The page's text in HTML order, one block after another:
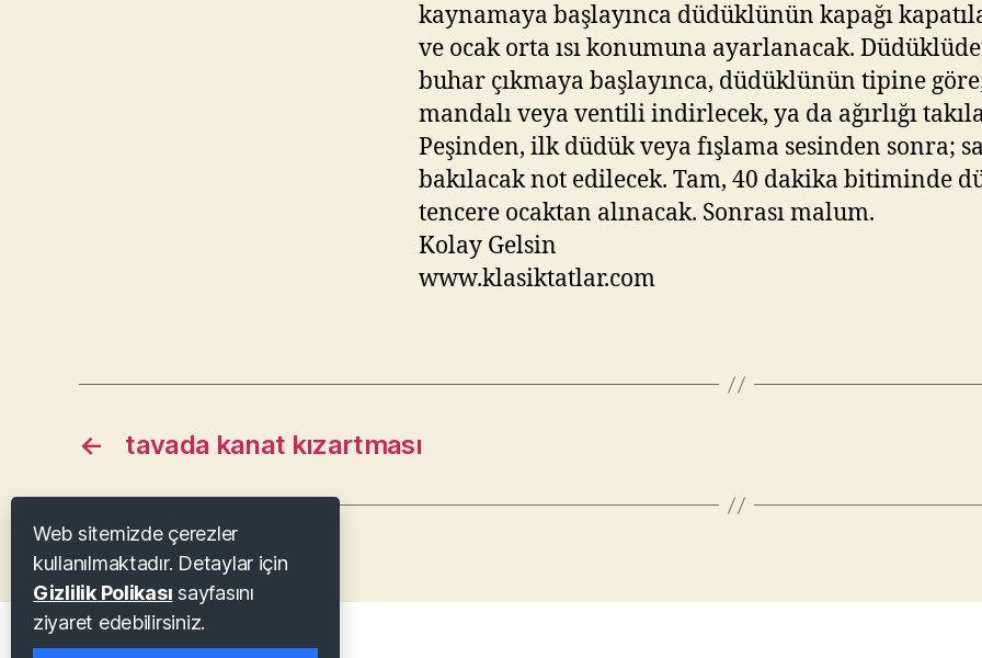
kaynamaya başlayınca düdüklünün kapağı
ve ocak orta ısı konumuna ayarlanacak.
buhar çıkmaya başlayınca, düdüklünün tipine
mandalı veya ventili indirlecek, ya da ağırlığı
Peşinden, ilk düdük veya fışlama sesinden sonra;
bakılacak not edilecek. Tam, 40 dakika bitiminde
tencere ocaktan alınacak. Sonrası malum.
Kolay Gelsin
www.klasiktatlar.com
← tavada kanat kızartması
Web sitemizde çerezler
kullanılmaktadır. Detaylar için
Gizlilik Polikası sayfasını
ziyaret edebilirsiniz.